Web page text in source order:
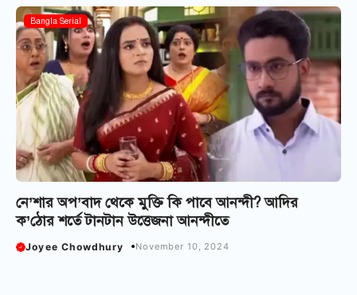
Bangla Serial
নে’শার অপ’বাদ থেকে মুক্তি কি পাবে আনন্দী? আদির
ক’ঠোর শর্তে টানটান উত্তেজনা আনন্দীতে
Joyee Chowdhury November 10, 2024